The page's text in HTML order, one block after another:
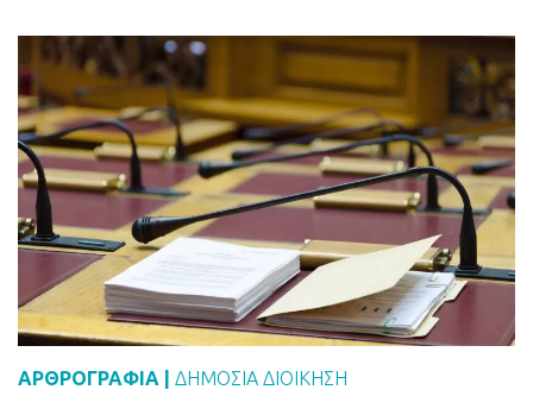
ΑΡΘΡΟΓΡΑΦΙΑ | ΔΗΜΌΣΙΑ ΔΙΟΊΚΗΣΗ